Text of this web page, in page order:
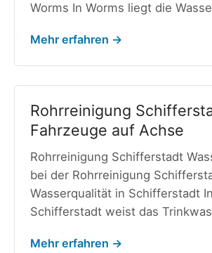
Worms In Worms liegt die
Mehr erfahren →
Rohrreinigung
Fahrzeuge auf Achse
Rohrreinigung Schifferstadt
bei der Rohrreinigung
Wasserqualität in Schifferstadt In
Schifferstadt weist das
Mehr erfahren →